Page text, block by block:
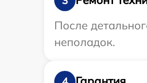
После
неполадок.